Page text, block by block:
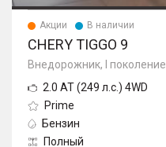
Акции В наличии
CHERY TIGGO 9
Внедорожник, I поколение
2.0 AT (249 л.с.) 4WD
Prime
Бензин
Полный